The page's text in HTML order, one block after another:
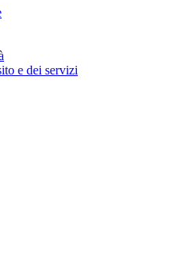
e dei servizi